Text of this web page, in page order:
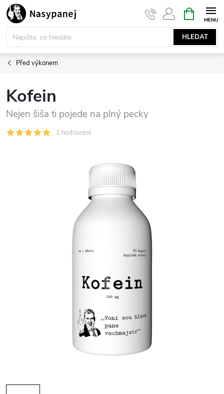
Přejít
na
obsah
HLEDAT
NÁKUPNÍ
KOŠÍK
Před výkonem
Kofein
Nejen šiša ti pojede na plný pecky
1 hodnocení